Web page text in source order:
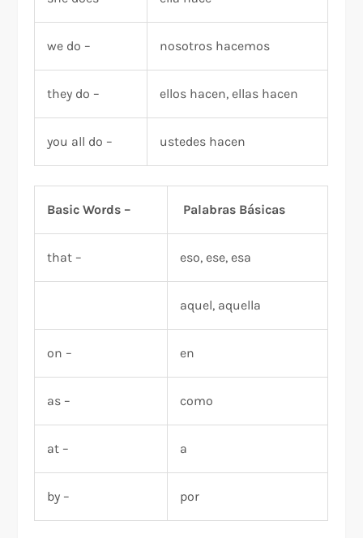
we do – nosotros hacemos
they do – ellos hacen, ellas hacen
you all do – ustedes hacen
Basic Words – Palabras Básicas
that – eso, ese, esa
aquel, aquella
on – en
as – como
at – a
by – por